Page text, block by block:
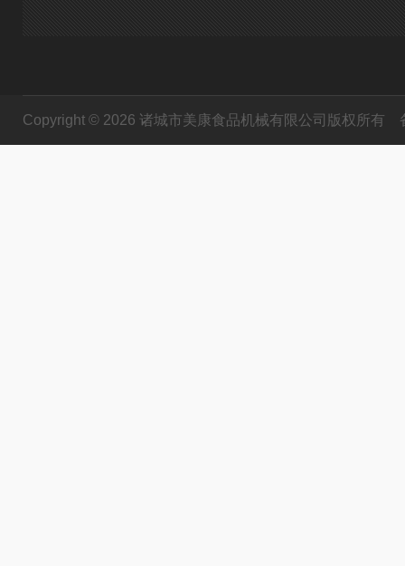
Copyright © 2026 诸城市美康食品机械有限公司版权所有